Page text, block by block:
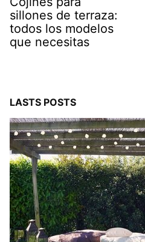
sillones de terraza:
todos los modelos
que necesitas
LASTS POSTS